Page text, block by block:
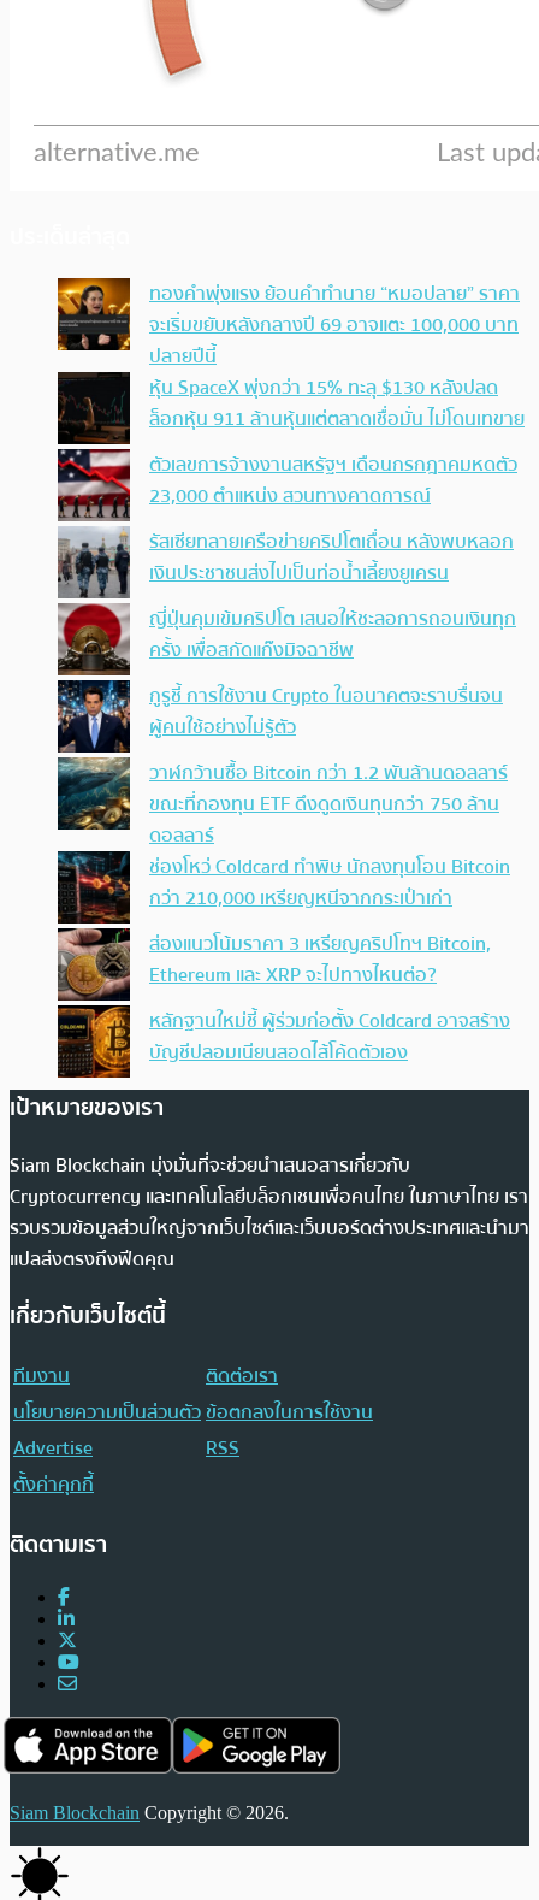
ทองคำพุ่งแรง ย้อนคำทำนาย “หมอปลาย” ราคา
จะเริ่มขยับหลังกลางปี 69 อาจแตะ 100,000 บาท
ปลายปีนี้
หุ้น SpaceX พุ่งกว่า 15% ทะลุ $130 หลังปลด
ล็อกหุ้น 911 ล้านหุ้นแต่ตลาดเชื่อมั่น ไม่โดนเทขาย
ตัวเลขการจ้างงานสหรัฐฯ เดือนกรกฎาคมหดตัว
23,000 ตำแหน่ง สวนทางคาดการณ์
รัสเซียทลายเครือข่ายคริปโตเถื่อน หลังพบหลอก
เงินประชาชนส่งไปเป็นท่อน้ำเลี้ยงยูเครน
ญี่ปุ่นคุมเข้มคริปโต เสนอให้ชะลอการถอนเงินทุก
ครั้ง เพื่อสกัดแก๊งมิจฉาชีพ
กูรูชี้ การใช้งาน Crypto ในอนาคตจะราบรื่นจน
ผู้คนใช้อย่างไม่รู้ตัว
วาฬกว้านซื้อ Bitcoin กว่า 1.2 พันล้านดอลลาร์
ขณะที่กองทุน ETF ดึงดูดเงินทุนกว่า 750 ล้าน
ดอลลาร์
ช่องโหว่ Coldcard ทำพิษ นักลงทุนโอน Bitcoin
กว่า 210,000 เหรียญหนีจากกระเป๋าเก่า
ส่องแนวโน้มราคา 3 เหรียญคริปโทฯ Bitcoin,
Ethereum และ XRP จะไปทางไหนต่อ?
หลักฐานใหม่ชี้ ผู้ร่วมก่อตั้ง Coldcard อาจสร้าง
บัญชีปลอมเนียนสอดไส้โค้ดตัวเอง
เป้าหมายของเรา
Siam Blockchain มุ่งมั่นที่จะช่วยนำเสนอสารเกี่ยวกับ
Cryptocurrency และเทคโนโลยีบล็อกเชนเพื่อคนไทย ในภาษาไทย เรา
รวบรวมข้อมูลส่วนใหญ่จากเว็บไซต์และเว็บบอร์ดต่างประเทศและนำมา
แปลส่งตรงถึงฟีดคุณ
เกี่ยวกับเว็บไซต์นี้
ทีมงาน
ติดต่อเรา
นโยบายความเป็นส่วนตัวข้อตกลงในการใช้งาน
Advertise
RSS
ตั้งค่าคุกกี้
ติดตามเรา
Siam Blockchain Copyright © 2026.